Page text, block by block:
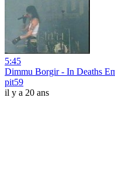
5:45
Dimmu Borgir - In Deaths
pit59
il y a 20 ans